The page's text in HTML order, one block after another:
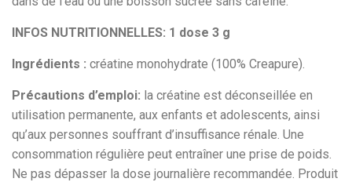
INFOS NUTRITIONNELLES: 1 dose 3 g
Ingrédients : créatine monohydrate (100% Creapure).
Précautions d’emploi: la créatine est déconseillée en
utilisation permanente, aux enfants et adolescents, ainsi
qu’aux personnes souffrant d’insuffisance rénale. Une
consommation régulière peut entraîner une prise de poids.
Ne pas dépasser la dose journalière recommandée. Produit